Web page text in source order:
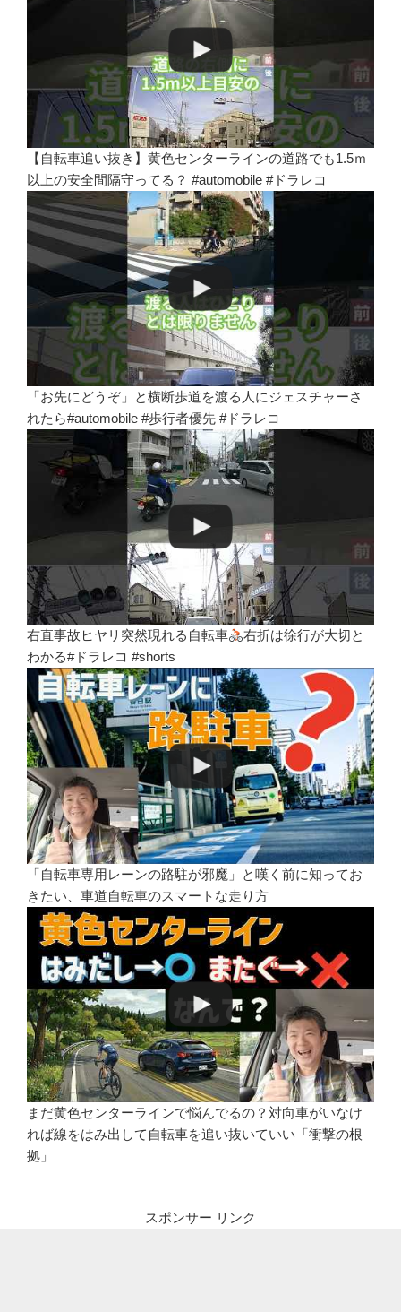
【自転車追い抜き】黄色センターラインの道路でも1.5ｍ
以上の安全間隔守ってる？ #automobile #ドラレコ
「お先にどうぞ」と横断歩道を渡る人にジェスチャーさ
れたら#automobile #歩行者優先 #ドラレコ
右直事故ヒヤリ突然現れる自転車
右折は徐行が大切と
わかる#ドラレコ #shorts
「自転車専用レーンの路駐が邪魔」と嘆く前に知ってお
きたい、車道自転車のスマートな走り方
まだ黄色センターラインで悩んでるの？対向車がいなけ
れば線をはみ出して自転車を追い抜いていい「衝撃の根
拠」
スポンサー リンク